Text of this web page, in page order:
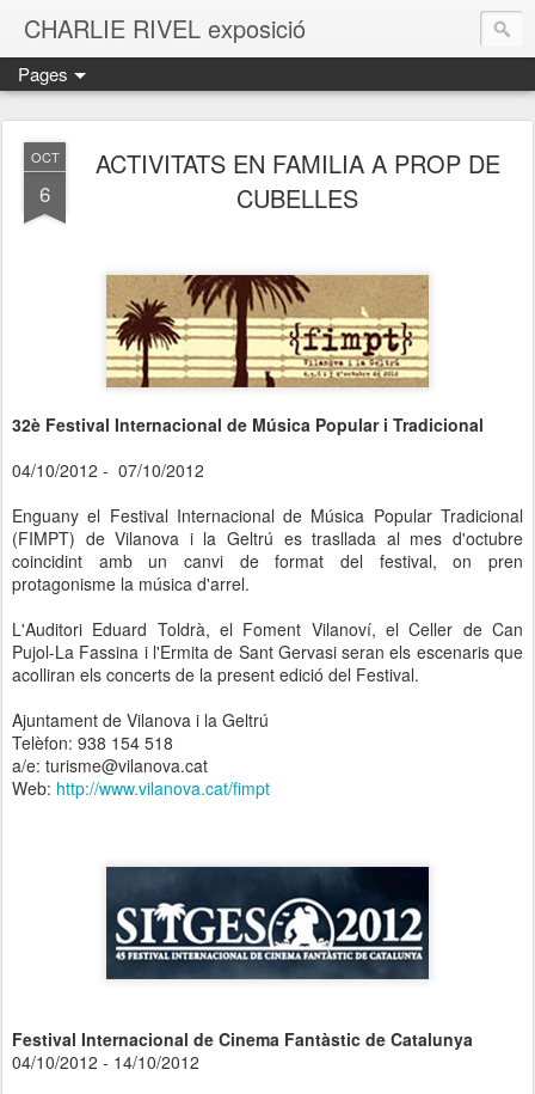
CHARLIE RIVEL exposició
Pages
OCT
6
ACTIVITATS EN FAMILIA A PROP DE
CUBELLES
32è Festival Internacional de Música Popular i Tradicional
04/10/2012 - 07/10/2012
Enguany el Festival Internacional de Música Popular Tradicional
(FIMPT) de Vilanova i la Geltrú es trasllada al mes d'octubre
coincidint amb un canvi de format del festival, on pren
protagonisme la música d'arrel.
L'Auditori Eduard Toldrà, el Foment Vilanoví, el Celler de Can
Pujol-La Fassina i l'Ermita de Sant Gervasi seran els escenaris que
acolliran els concerts de la present edició del Festival.
Ajuntament de Vilanova i la Geltrú
Telèfon: 938 154 518
a/e: turisme@vilanova.cat
Web: http://www.vilanova.cat/fimpt
Festival Internacional de Cinema Fantàstic de Catalunya
04/10/2012 - 14/10/2012